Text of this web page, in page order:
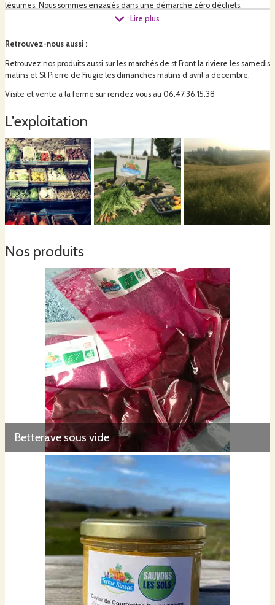
légumes. Nous sommes engagés dans une démarche zéro déchets.
Vous pouvez aussi acheter vos plants de légumes et semences paysannes
Aurore & Egbert
Lire plus
Retrouvez-nous aussi :
Retrouvez nos produits aussi sur les marchés de st Front la riviere les samedis
matins et St Pierre de Frugie les dimanches matins d avril a decembre.
Visite et vente a la ferme sur rendez vous au 06.47.36.15.38
L'exploitation
Nos produits
Betterave sous vide